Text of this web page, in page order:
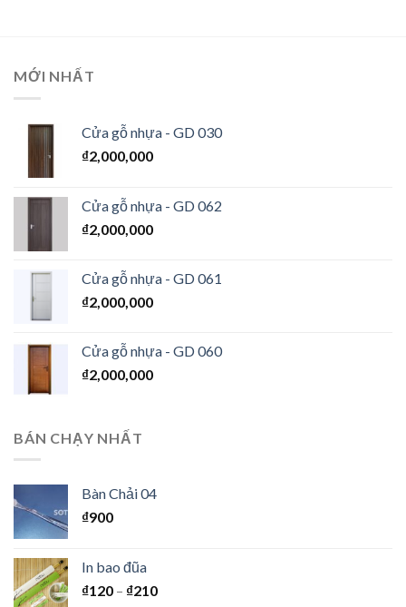
MỚI NHẤT
Cửa gỗ nhựa - GD 030
₫2,000,000
Cửa gỗ nhựa - GD 062
₫2,000,000
Cửa gỗ nhựa - GD 061
₫2,000,000
Cửa gỗ nhựa - GD 060
₫2,000,000
BÁN CHẠY NHẤT
Bàn Chải 04
₫900
In bao đũa
₫120 – ₫210